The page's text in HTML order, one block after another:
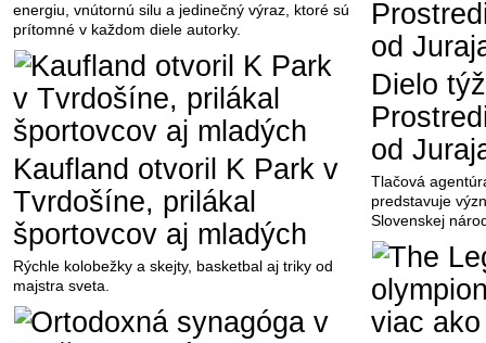
energiu, vnútornú silu a jedinečný výraz, ktoré sú
prítomné v každom diele autorky.
Kaufland otvoril K Park v
Tvrdošíne, prilákal
športovcov aj mladých
Rýchle kolobežky a skejty, basketbal aj triky od
majstra sveta.
Dielo
od
Tlačová
predstavuje
Slovenskej